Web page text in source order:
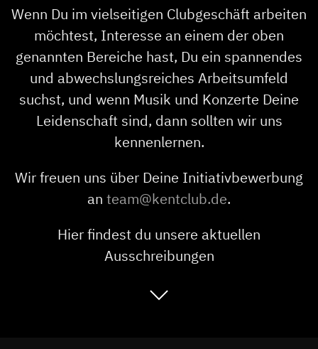
Wenn Du im vielseitigen Clubgeschäft arbeiten
möchtest, Interesse an einem der oben
genannten Bereiche hast, Du ein spannendes
und abwechslungsreiches Arbeitsumfeld
suchst, und wenn Musik und Konzerte Deine
Leidenschaft sind, dann sollten wir uns
kennenlernen.
Wir freuen uns über Deine Initiativbewerbung
an team@kentclub.de.
Hier findest du unsere aktuellen
Ausschreibungen